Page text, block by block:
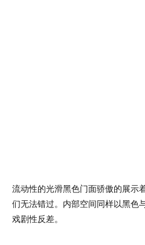
流动性的光滑黑色门面骄傲的展示
们无法错过。内部空间同样以黑色
戏剧性反差。